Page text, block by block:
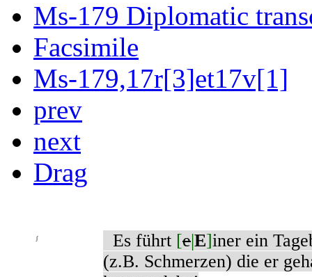
Ms-179 Diplomatic
Facsimile
Ms-179,17r[3]et17v[1]
prev
next
Drag
∫ Es führt [e|E]iner ein
(z.B. Schmerzen) die er